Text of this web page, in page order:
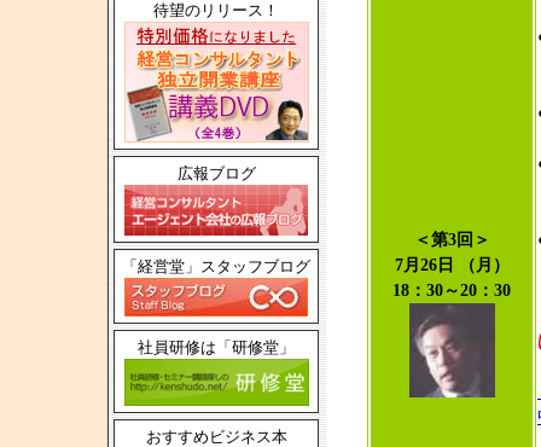
待望のリリース！
広報ブログ
「経営堂」スタッフブログ
社員研修は「研修堂」
おすすめビジネス本
＜第3回＞
7月26日 （月）
18：30～20：30